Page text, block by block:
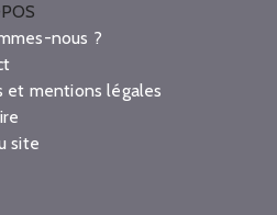
nous ?
et mentions légales
site